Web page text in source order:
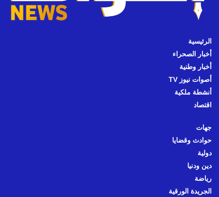
الرئيسية
أخبار الصحراء
أخبار وطنية
أصوات نيوز TV
أنشطة ملكية
اقتصاد
جهات
حوادث وقضايا
دولية
دين ودنيا
رياضة
الجريدة الورقية